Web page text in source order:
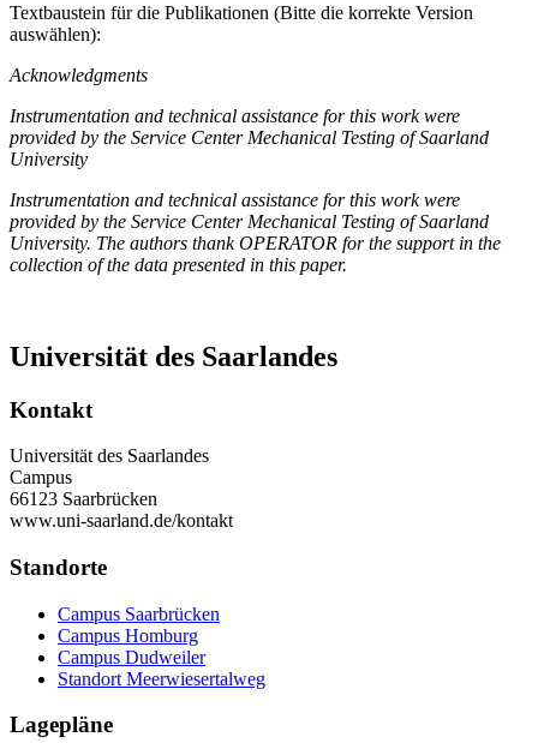
Textbaustein für die Publikationen (Bitte die korrekte Version
auswählen):
Acknowledgments
Instrumentation and technical assistance for this work were
provided by the Service Center Mechanical Testing of Saarland
University
Instrumentation and technical assistance for this work were
provided by the Service Center Mechanical Testing of Saarland
University. The authors thank OPERATOR for the support in the
collection of the data presented in this paper.
Universität des Saarlandes
Kontakt
Universität des Saarlandes
Campus
66123 Saarbrücken
www.uni-saarland.de/kontakt
Standorte
Campus Saarbrücken
Campus Homburg
Campus Dudweiler
Standort Meerwiesertalweg
Lagepläne